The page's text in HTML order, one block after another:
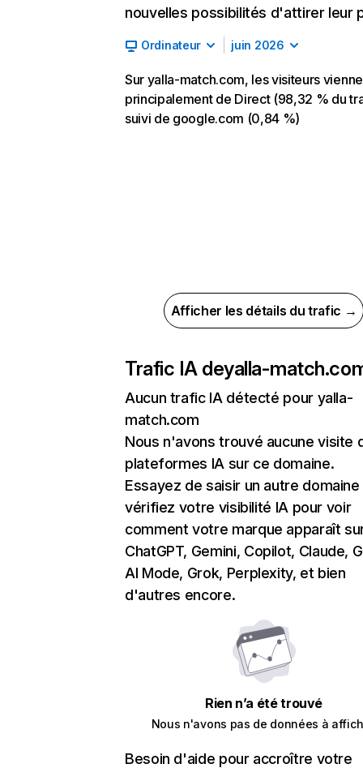
nouvelles possibilités d'attirer leur
Ordinateur juin 2026
Sur yalla-match.com, les visiteurs
principalement de Direct (98,32 % du
suivi de google.com (0,84 %)
Afficher les détails du trafic →
Trafic IA deyalla-
Aucun trafic IA détecté pour yalla-
match.com
Nous n'avons trouvé aucune visite
plateformes IA sur ce domaine.
Essayez de saisir un autre domaine
vérifiez votre visibilité IA pour voir
comment votre marque apparaît
ChatGPT, Gemini, Copilot, Claude,
AI Mode, Grok, Perplexity, et bien
d'autres encore.
Rien n’a été trouvé
Nous n'avons pas de données à
Besoin d'aide pour accroître votre